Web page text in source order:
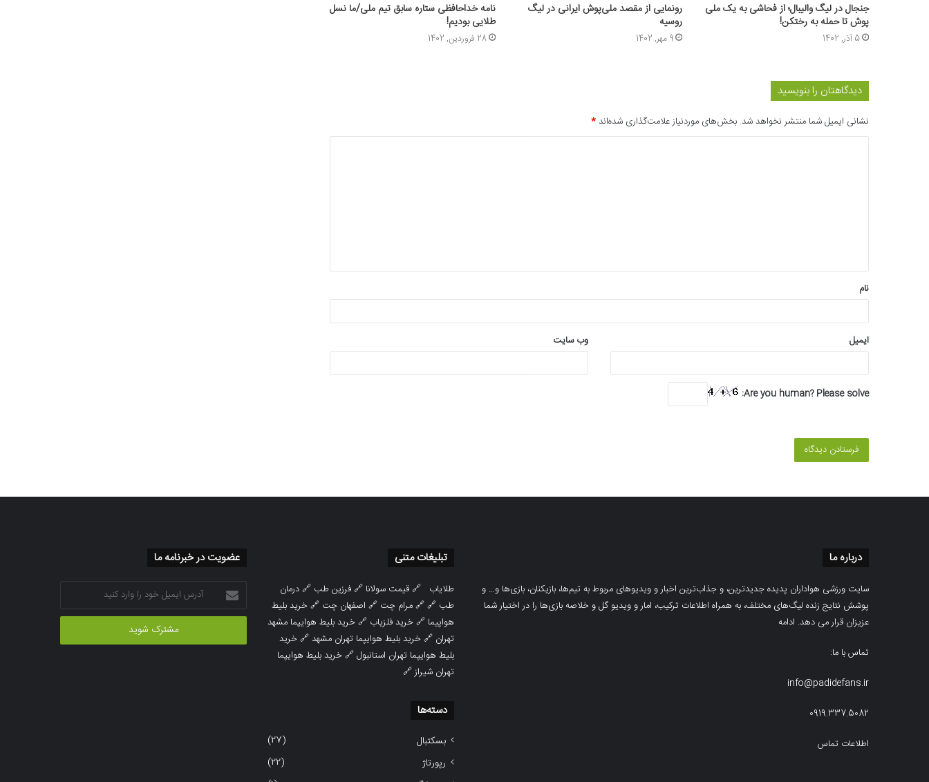
جنجال در لیگ والیبال؛ از فحاشی به یک ملی
پوش تا حمله به رختکن!
5 آذر, 1402
رونمایی از مقصد ملی‌پوش ایرانی در لیگ
روسیه
9 مهر, 1402
نامه خداحافظی ستاره سابق تیم ملی/ما نسل
طلایی بودیم!
28 فروردین, 1402
دیدگاهتان را بنویسید
نشانی ایمیل شما منتشر نخواهد شد. بخش‌های موردنیاز علامت‌گذاری شده‌اند*
*
نام
ایمیل وب‌ سایت
Are you human? Please solve:
درباره ما
سایت ورزشی هواداران پدیده جدیدترین، و جذاب‌ترین اخبار و ویدیوهای مربوط به تیم‌ها، بازیکنان، بازی‌ها و… و
پوشش نتایج زنده لیگ‌های مختلف، به همراه اطلاعات ترکیب، امار و ویدیو‌‌ گل‌ و خلاصه بازی‌ها را در اختیار شما
عزیزان قرار می دهد. ادامه
تماس با ما:
info@padidefans.ir
0919.337.5082
اطلاعات تماس
تبلیغات متنی
طلایاب 🔗قیمت سولانا 🔗فرزین طب 🔗درمان
طب 🔗 🔗مرام چت 🔗 اصفهان چت 🔗خرید بلیط
هواپیما 🔗خرید فلزیاب 🔗خرید بلیط هوایپما مشهد
تهران 🔗خرید بلیط هوایپما تهران مشهد🔗خرید
بلیط هوایپما تهران استانبول🔗خرید بلیط هوایپما
تهران شیراز🔗
دسته‌ها
بسکتبال
(27)
رپورتاژ
(22)
عضویت در خبرنامه ما
آدرس
ایمیل
خود
وارد